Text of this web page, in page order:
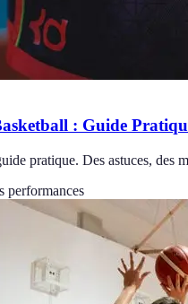
: Guide
pratique. Des astuces, des
performances